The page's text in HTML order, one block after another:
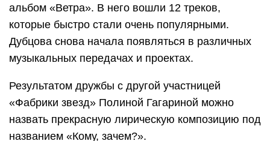
альбом «Ветра». В него вошли 12 треков,
которые быстро стали очень популярными.
Дубцова снова начала появляться в различных
музыкальных передачах и проектах.
Результатом дружбы с другой участницей
«Фабрики звезд» Полиной Гагариной можно
назвать прекрасную лирическую композицию под
названием «Кому, зачем?».